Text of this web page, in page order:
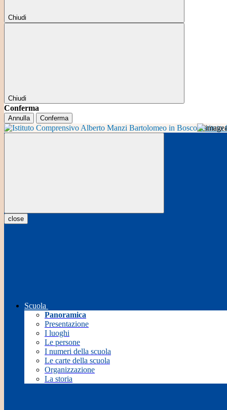
Chiudi
Chiudi
Conferma
Annulla Conferma
Istituto
close
Scuola
Panoramica
Presentazione
I luoghi
Le persone
I numeri della scuola
Le carte della scuola
Organizzazione
La storia